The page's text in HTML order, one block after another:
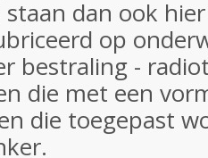
dan ook
op
bestraling -
die met een
die toegepast